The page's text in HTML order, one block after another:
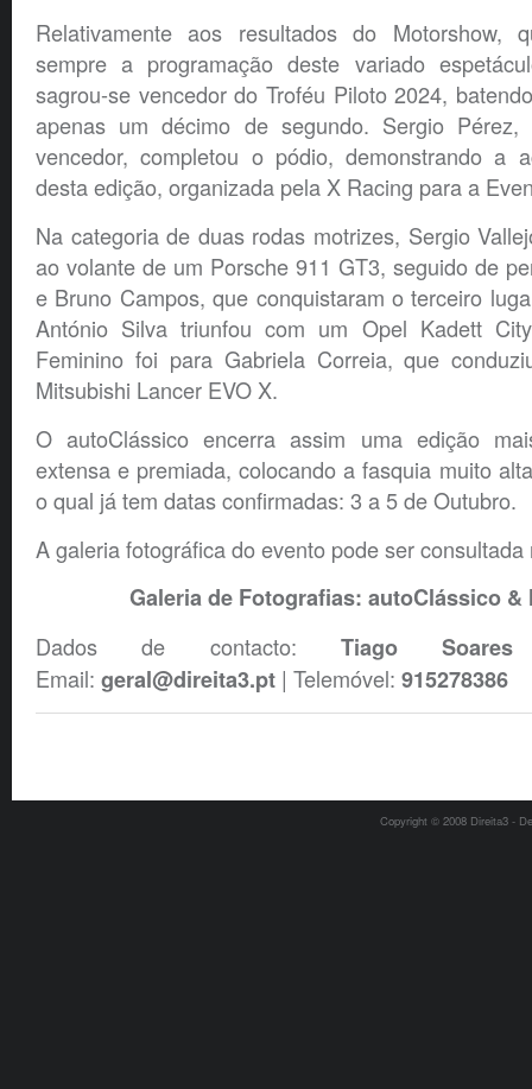
Relativamente aos resultados do Motorshow,
sempre a programação deste variado
sagrou-se vencedor do Troféu Piloto 2024,
apenas um décimo de segundo. Sergio
vencedor, completou o pódio, demonstrando a
desta edição, organizada pela X Racing para a
Na categoria de duas rodas motrizes, Sergio
ao volante de um Porsche 911 GT3, seguido de
e Bruno Campos, que conquistaram o terceiro
António Silva triunfou com um Opel Kadett
Feminino foi para Gabriela Correia, que
Mitsubishi Lancer EVO X.
O autoClássico encerra assim uma edição
extensa e premiada, colocando a fasquia muito
o qual já tem datas confirmadas: 3 a 5 de Outubro.
A galeria fotográfica do evento pode ser
Galeria de Fotografias: autoClássico &
Dados de contacto: Tiago
Email: geral@direita3.pt | Telemóvel: 915278386
Copyright © 2008 Direita3 -